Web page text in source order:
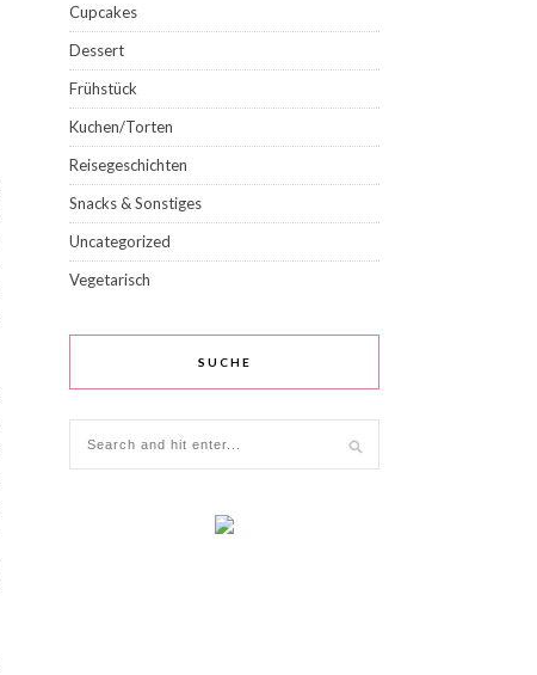
Cupcakes
Dessert
Frühstück
Kuchen/Torten
Reisegeschichten
Snacks & Sonstiges
Uncategorized
Vegetarisch
SUCHE